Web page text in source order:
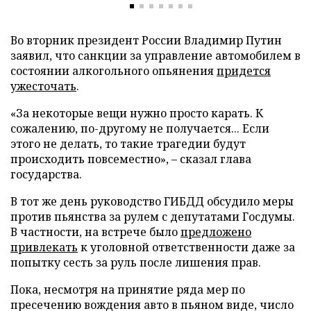
Во вторник президент России Владимир Путин
заявил, что санкции за управление автомобилем в
состоянии алкогольного опьяненияпридется
ужесточать.
«За некоторые вещи нужно просто карать. К
сожалению, по-другому не получается... Если
этого не делать, то такие трагедии будут
происходить повсеместно», – сказал глава
государства.
В тот же день руководство ГИБДД обсудило меры
против пьянства за рулем с депутатами Госдумы.
В частности, на встрече былопредложено
привлекать к уголовной ответственности даже за
попытку сесть за руль после лишения прав.
Пока, несмотря на принятие ряда мер по
пресечению вождения авто в пьяном виде, число